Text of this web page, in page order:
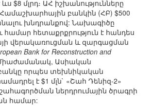
$8 մլրդ։ ԱՀ իշխանությունները
բանկին (ՀԲ) $500
խնդրանքով: Նախագիծը
համար հետաքրքրություն է հանդես
վերակառուցման և զարգացման
Bank for Reconstruction and
Ասիական
որպես տեխնիկական
է $1 մլն` «Շահ Դենիզ-2»
ներդրումային ծրագրի
համար: